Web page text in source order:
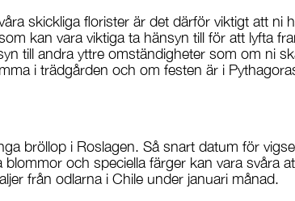
skickliga florister är det därför viktigt att ni
kan vara viktiga ta hänsyn till för att lyfta
till andra yttre omständigheter som om ni
i trädgården och om festen är i
bröllop i Roslagen. Så snart datum för
och speciella färger kan vara svåra
från odlarna i Chile under januari månad.